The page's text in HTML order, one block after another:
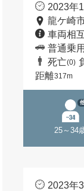
2023年
龍ケ崎
車両相
普通乗
死亡(0)
距離317m
25～34
2023年